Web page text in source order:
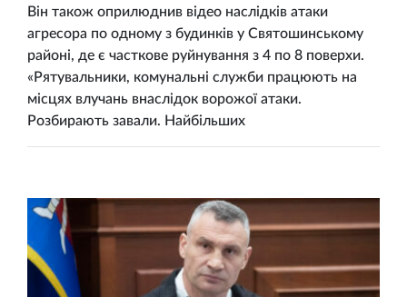
Він також оприлюднив відео наслідків атаки
агресора по одному з будинків у Святошинському
районі, де є часткове руйнування з 4 по 8 поверхи.
«Рятувальники, комунальні служби працюють на
місцях влучань внаслідок ворожої атаки.
Розбирають завали. Найбільших